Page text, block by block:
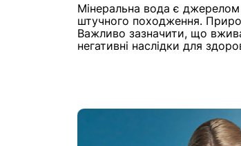
Мінеральна вода є джерелом
штучного походження.
Важливо зазначити, що
негативні наслідки для